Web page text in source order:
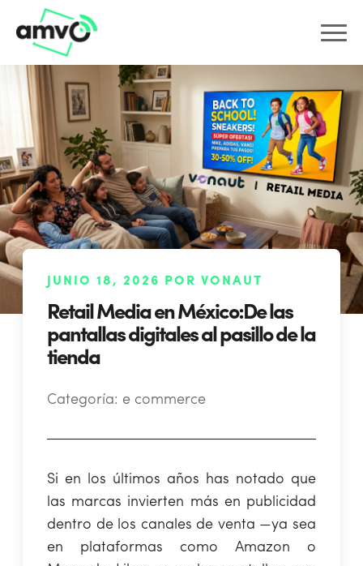
JUNIO 18, 2026 POR VONAUT
Retail Media en México:De las
pantallas digitales al pasillo de la
tienda
Categoría: e commerce
Si en los últimos años has notado que
las marcas invierten más en publicidad
dentro de los canales de venta —ya sea
en plataformas como Amazon o